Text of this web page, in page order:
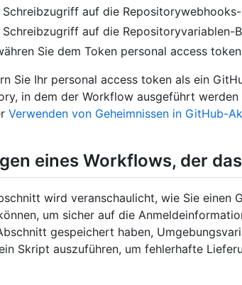
Schreibzugriff auf die
Schreibzugriff auf die Repositoryvariablen-
Sie dem Token personal access
Sie Ihr personal access token als ein
in dem der Workflow ausgeführt
Verwenden von Geheimnissen in GitHub-
eines Workflows, der
wird veranschaulicht, wie Sie einen
um sicher auf die
gespeichert haben,
Skript auszuführen, um fehlerhafte